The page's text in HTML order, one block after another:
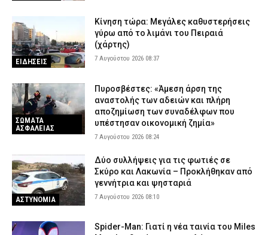
ΕΙΔΗΣΕΙΣ
Κίνηση τώρα: Μεγάλες καθυστερήσεις
γύρω από το λιμάνι του Πειραιά
(χάρτης)
7 Αυγούστου 2026 08:37
ΣΩΜΑΤΑ
ΑΣΦΑΛΕΙΑΣ
Πυροσβέστες: «Άμεση άρση της
αναστολής των αδειών και πλήρη
αποζημίωση των συναδέλφων που
υπέστησαν οικονομική ζημία»
7 Αυγούστου 2026 08:24
ΑΣΤΥΝΟΜΙΑ
Δύο συλλήψεις για τις φωτιές σε
Σκύρο και Λακωνία – Προκλήθηκαν από
γεννήτρια και ψησταριά
7 Αυγούστου 2026 08:10
Spider-Man: Γιατί η νέα ταινία του Miles